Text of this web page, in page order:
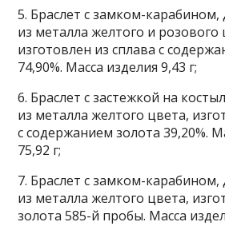
5. Браслет с замком-
из металла желтого и розового
изготовлен из сплава с
74,90%. Масса изделия 9,43 г;
6. Браслет с застежкой на
из металла желтого цвета,
с содержанием золота 39,20%.
75,92 г;
7. Браслет с замком-
из металла желтого цвета,
золота 585-й пробы. Масса